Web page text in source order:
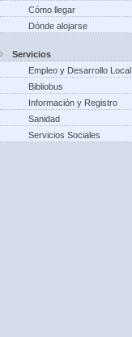
Cómo llegar
Dónde alojarse
Servicios
Empleo y Desarrollo Local
Bibliobus
Información y Registro
Sanidad
Servicios Sociales